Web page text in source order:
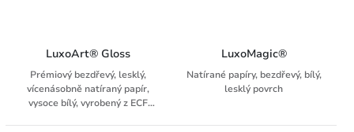
LuxoArt® Gloss
Prémiový bezdřevý, lesklý,
vícenásobně natíraný papír,
vysoce bílý, vyrobený z ECF
LuxoMagic®
Natírané papíry, bezdřevý, bílý,
lesklý povrch